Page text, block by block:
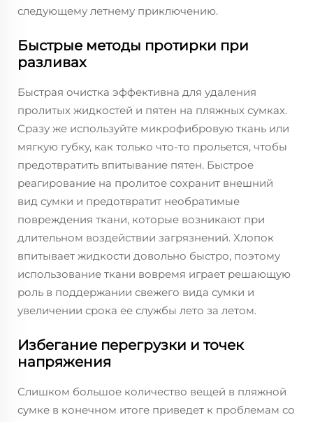
следующему летнему приключению.
Быстрые методы протирки при
разливах
Быстрая очистка эффективна для удаления
пролитых жидкостей и пятен на пляжных сумках.
Сразу же используйте микрофибровую ткань или
мягкую губку, как только что-то прольется, чтобы
предотвратить впитывание пятен. Быстрое
реагирование на пролитое сохранит внешний
вид сумки и предотвратит необратимые
повреждения ткани, которые возникают при
длительном воздействии загрязнений. Хлопок
впитывает жидкости довольно быстро, поэтому
использование ткани вовремя играет решающую
роль в поддержании свежего вида сумки и
увеличении срока ее службы лето за летом.
Избегание перегрузки и точек
напряжения
Слишком большое количество вещей в пляжной
сумке в конечном итоге приведет к проблемам со